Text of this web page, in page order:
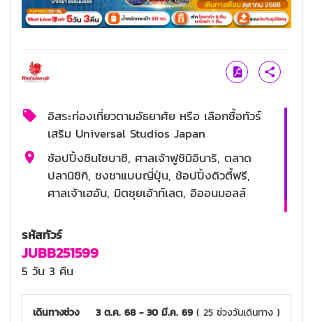
อิสระท่องเที่ยวตามอัธยาศัย หรือ เลือกซื้อทัวร์
เสริม Universal Studios Japan
ช้อปปิ้งชินไซบาชิ, ศาลเจ้าฟูชิมิอินาริ, ตลาด
ปลานิชิกิ, ชงชาแบบญี่ปุ่น, ช้อปปิ้งดิวตี้ฟรี,
ศาลเจ้าเฮอัน, มิตซุยเอ้าท์เลต, อิออนมอลล์
รหัสทัวร์
JUBB251599
5 วัน 3 คืน
เดินทางช่วง 3 ต.ค. 68 - 30 มี.ค. 69( 25 ช่วงวันเดินทาง )